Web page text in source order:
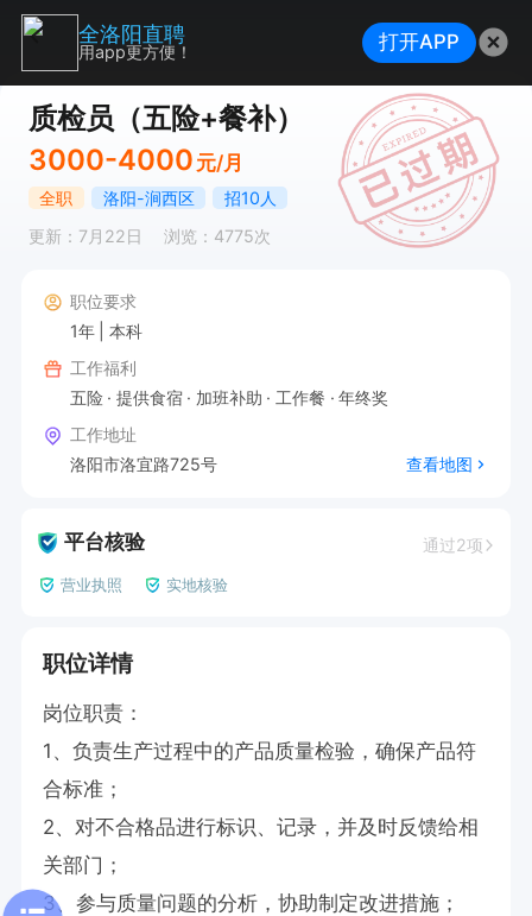
质检员（五险+餐补）
3000-4000 元/月
全职 洛阳-涧西区
招10人
更新：7月22日
浏览：4775次
职位要求
1年
本科
工作福利
五险
提供食宿 加班补助 工作餐
年终奖
工作地址
洛阳市洛宜路725号
查看地图
平台核验 通过2项
营业执照 实地核验
职位详情
岗位职责：
1、负责生产过程中的产品质量检验，确保产品符
合标准；
2、对不合格品进行标识、记录，并及时反馈给相
关部门；
3、参与质量问题的分析，协助制定改进措施；
全洛阳直聘
用app更方便！ 打开APP